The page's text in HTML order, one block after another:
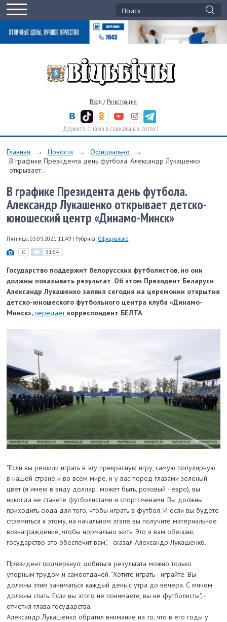
Вход / Регистрация
Дружите с нами в социальных сетях!
Главная → Новости → Официально
→
В графике Президента день футбола. Александр Лукашенко
открывает...
В графике Президента день футбола.
Александр Лукашенко открывает детско-
юношеский центр «Динамо-Минск»
Пятница, 03.09.2021 11:49 | Рубрика: Официально
0 3164
Государство поддержит белорусских футболистов, но они
должны показывать результат. Об этом Президент Беларуси
Александр Лукашенко заявил сегодня на церемонии открытия
детско-юношеского футбольного центра клуба «Динамо-
Минск»,передаеткорреспондент БЕЛТА.
"Если вы решили играть в эту прекрасную игру, самую популярную
в нашей стране и во всем мире, и у вас перед глазами зеленый
цвет (я имею в виду доллар; может быть, розовый - евро), вы
никогда не станете футболистами и спортсменами. Вы должны
приходить сюда для того, чтобы играть в футбол. И если вы будете
стремиться к этому, на начальном этапе вы получите материальное
вознаграждение, чтобы нормально жить. Это я вам обещаю,
государство это обеспечит вам", - сказал Александр Лукашенко.
Президент подчеркнул: добиться результата можно только
упорным трудом и самоотдачей. "Хотите играть - играйте. Вы
должны этим заниматься каждый день с утра до вечера. С мячом
должны спать. Если вы этого не понимаете, вы не футболисты", -
отметил глава государства.
Александр Лукашенко обратил внимание на то, что в его годы у